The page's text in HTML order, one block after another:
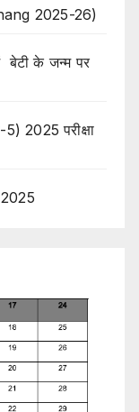
2025-26)
बेटी के जन्म पर
5) 2025 परीक्षा